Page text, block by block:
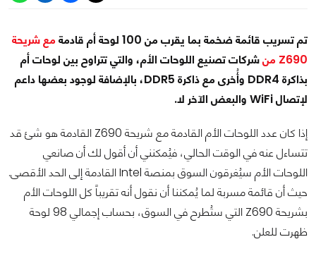
تم تسريب قائمة ضخمة بما يقرب من 100 لوحة أم قادمة
مع شريحة
Z690 من
شركات تصنيع اللوحات الأم، والتي تتراوح بين لوحات أم
بذاكرة DDR4 وأُخرى مع ذاكرة DDR5، بالإضافة لوجود بعضها داعم
لإتصال WiFi والبعض الآخر لا.
إذا كان عدد اللوحات الأم القادمة مع شريحة Z690 القادمة هو شئ قد
تتساءل عنه في الوقت الحالي، فيُمكنني أن أقول لك أن صانعي
اللوحات الأم سيُغرقون السوق بمنصة Intel القادمة إلى الحد الأقصى.
حيث أن قائمة مسربة لما يُمكننا أن نقول أنه تقريباً كل اللوحات الأم
بشريحة Z690 التي ستُطرح في السوق، بحساب إجمالي 98 لوحة
ظهرت للعلن.